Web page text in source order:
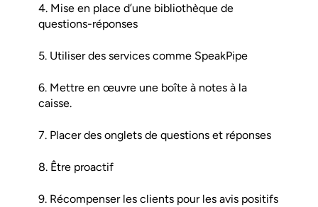
4. Mise en place d’une bibliothèque de
questions-réponses
5. Utiliser des services comme SpeakPipe
6. Mettre en œuvre une boîte à notes à la
caisse.
7. Placer des onglets de questions et réponses
8. Être proactif
9. Récompenser les clients pour les avis positifs